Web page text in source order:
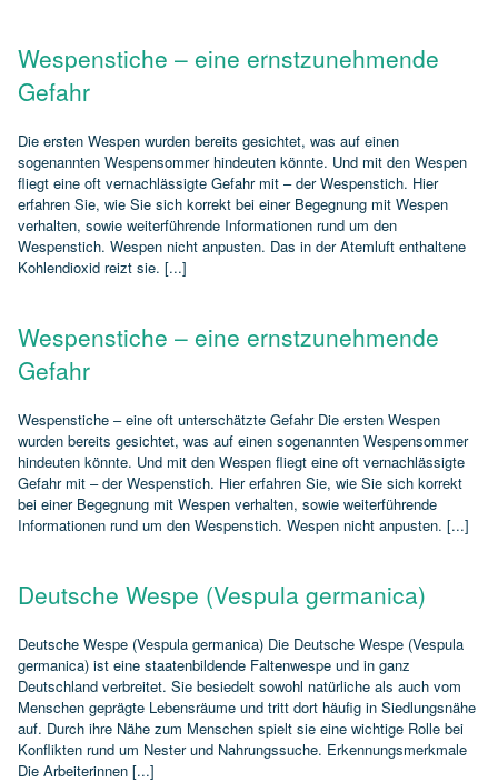
Wespenstiche – eine ernstzunehmende
Gefahr
Die ersten Wespen wurden bereits gesichtet, was auf einen
sogenannten Wespensommer hindeuten könnte. Und mit den Wespen
fliegt eine oft vernachlässigte Gefahr mit – der Wespenstich. Hier
erfahren Sie, wie Sie sich korrekt bei einer Begegnung mit Wespen
verhalten, sowie weiterführende Informationen rund um den
Wespenstich. Wespen nicht anpusten. Das in der Atemluft enthaltene
Kohlendioxid reizt sie. [...]
Wespenstiche – eine ernstzunehmende
Gefahr
Wespenstiche – eine oft unterschätzte Gefahr Die ersten Wespen
wurden bereits gesichtet, was auf einen sogenannten Wespensommer
hindeuten könnte. Und mit den Wespen fliegt eine oft vernachlässigte
Gefahr mit – der Wespenstich. Hier erfahren Sie, wie Sie sich korrekt
bei einer Begegnung mit Wespen verhalten, sowie weiterführende
Informationen rund um den Wespenstich. Wespen nicht anpusten. [...]
Deutsche Wespe (Vespula germanica)
Deutsche Wespe (Vespula germanica) Die Deutsche Wespe (Vespula
germanica) ist eine staatenbildende Faltenwespe und in ganz
Deutschland verbreitet. Sie besiedelt sowohl natürliche als auch vom
Menschen geprägte Lebensräume und tritt dort häufig in Siedlungsnähe
auf. Durch ihre Nähe zum Menschen spielt sie eine wichtige Rolle bei
Konflikten rund um Nester und Nahrungssuche. Erkennungsmerkmale
Die Arbeiterinnen [...]